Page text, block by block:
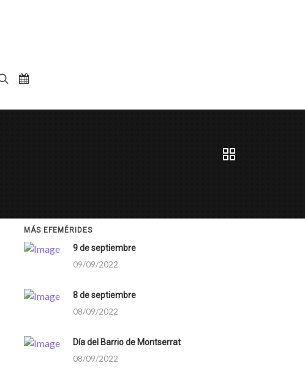
MÁS EFEMÉRIDES
9 de septiembre
09/09/2022
8 de septiembre
08/09/2022
Día del Barrio de Montserrat
08/09/2022